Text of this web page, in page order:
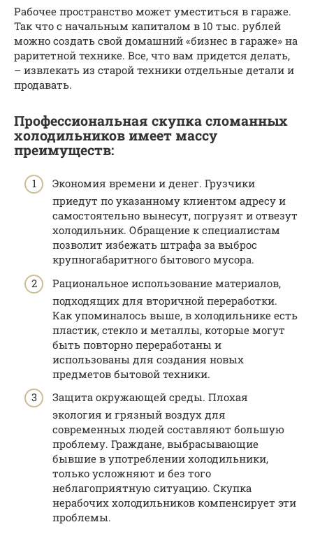
Рабочее пространство может уместиться в гараже.
Так что с начальным капиталом в 10 тыс. рублей
можно создать свой домашний «бизнес в гараже» на
раритетной технике. Все, что вам придется делать,
– извлекать из старой техники отдельные детали и
продавать.
Профессиональная скупка сломанных
холодильников имеет массу
преимуществ:
Экономия времени и денег. Грузчики
приедут по указанному клиентом адресу и
самостоятельно вынесут, погрузят и отвезут
холодильник. Обращение к специалистам
позволит избежать штрафа за выброс
крупногабаритного бытового мусора.
Рациональное использование материалов,
подходящих для вторичной переработки.
Как упоминалось выше, в холодильнике есть
пластик, стекло и металлы, которые могут
быть повторно переработаны и
использованы для создания новых
предметов бытовой техники.
Защита окружающей среды. Плохая
экология и грязный воздух для
современных людей составляют большую
проблему. Граждане, выбрасывающие
бывшие в употреблении холодильники,
только усложняют и без того
неблагоприятную ситуацию. Скупка
нерабочих холодильников компенсирует эти
проблемы.